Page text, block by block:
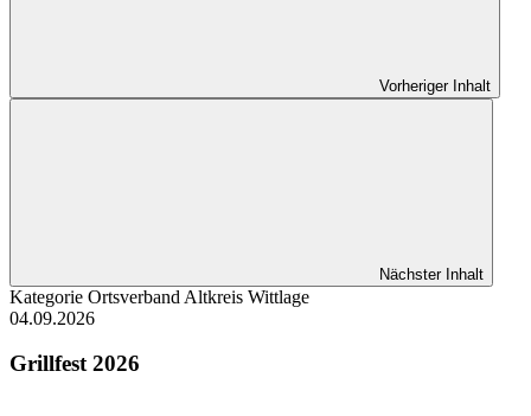
Vorheriger Inhalt
Nächster Inhalt
Kategorie Ortsverband Altkreis Wittlage
04.09.2026
Grillfest 2026